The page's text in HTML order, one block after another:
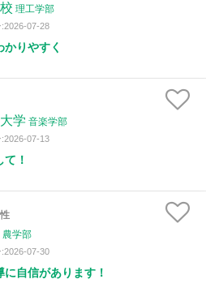
理工学部
07-28
りやすく
学 音楽学部
07-13
！
農学部
07-30
に自信があります！